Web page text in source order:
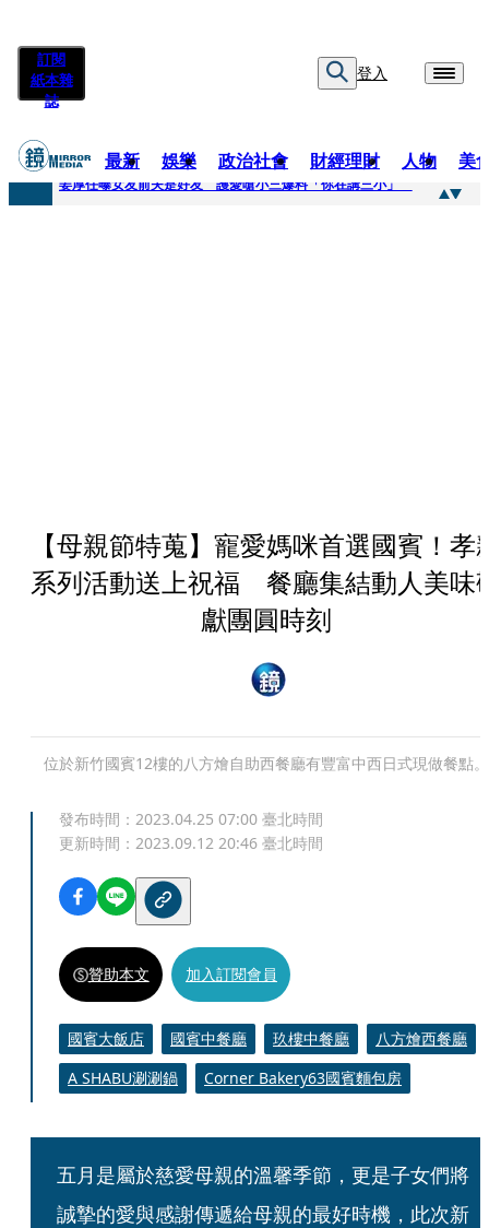
訂閱
紙本雜
誌
登入
最新 娛樂 政治社會 財經理財 人物 美
快訊
姜厚任曝女友前夫是好友 護愛嗆小三爆料「你在講三小」
【母親節特蒐】寵愛媽咪首選國賓！孝
系列活動送上祝福 餐廳集結動人美味
獻團圓時刻
位於新竹國賓12樓的八方燴自助西餐廳有豐富中西日式現做餐點。
發布時間： 2023.04.25 07:00 臺北時間
更新時間： 2023.09.12 20:46 臺北時間
贊助本文 加入訂閱會員
國賓大飯店 國賓中餐廳 玖樓中餐廳
八方燴西餐廳
A SHABU涮涮鍋
Corner Bakery63國賓麵包房
五月是屬於慈愛母親的溫馨季節，更是子女們將
誠摯的愛與感謝傳遞給母親的最好時機，此次新